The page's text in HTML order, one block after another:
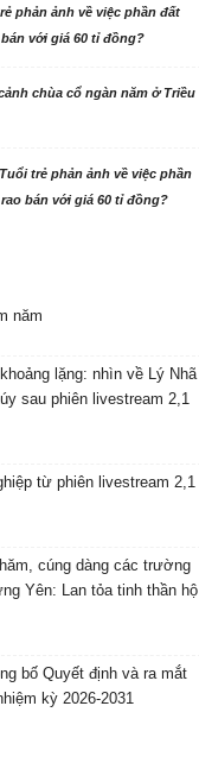
phản ảnh về việc phần đất
với giá 60 tỉ đồng?
chùa cổ ngàn năm ở Triều
trẻ phản ảnh về việc phần
bán với giá 60 tỉ đồng?
năm
lặng: nhìn về Lý Nhã
sau phiên livestream 2,1
từ phiên livestream 2,1
cúng dàng các trường
Yên: Lan tỏa tinh thần hộ
bố Quyết định và ra mắt
kỳ 2026-2031